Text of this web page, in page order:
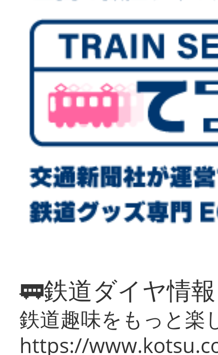
🚃鉄道ダイヤ情
鉄道趣味をもっと楽
https://